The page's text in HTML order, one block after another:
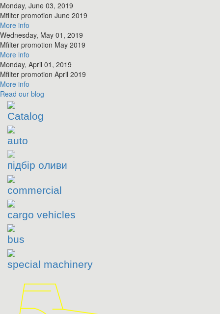
Monday, June 03, 2019
​Mfilter promotion June 2019
More info
Wednesday, May 01, 2019
​Mfilter promotion May 2019
More info
Monday, April 01, 2019
​Mfilter promotion April 2019
More info
Read our blog
Catalog
auto
підбір оливи
commercial
cargo vehicles
bus
special machinery